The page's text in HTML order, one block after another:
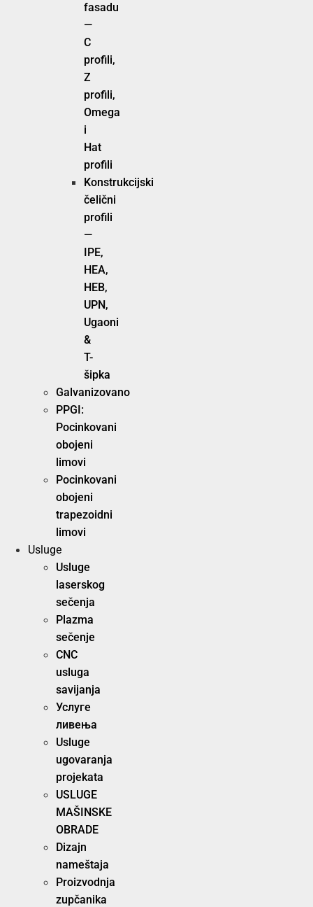
fasadu
—
C
profili,
Z
profili,
Omega
i
Hat
profili
Konstrukcijski
čelični
profili
—
IPE,
HEA,
HEB,
UPN,
Ugaoni
&
T-
šipka
Galvanizovano
PPGI:
Pocinkovani
obojeni
limovi
Pocinkovani
obojeni
trapezoidni
limovi
Usluge
Usluge
laserskog
sečenja
Plazma
sečenje
CNC
usluga
savijanja
Услуге
ливења
Usluge
ugovaranja
projekata
USLUGE
MAŠINSKE
OBRADE
Dizajn
nameštaja
Proizvodnja
zupčanika